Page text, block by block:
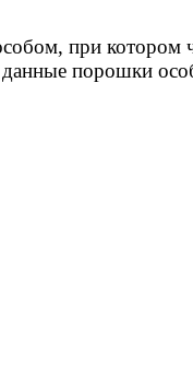
при котором
данные порошки